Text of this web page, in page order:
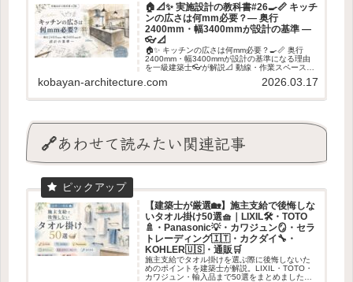
🏠📐✨ 実施設計の教科書#26🍳📏 キッチ
ンの広さは何mm必要？― 奥行
2400mm・幅3400mmが設計の基準 ―
👓📐
🏠✨ キッチンの広さは何mm必要？🍳📏 奥行
2400mm・幅3400mmが設計の基準になる理由
を一級建築士👓が解説📐 動線・作業スペース・
します✨
kobayan-architecture.com 2026.03.17
🔗あわせて読みたい関連記事
【建築士が厳選🏡】施主支給で後悔しな
いタオル掛け50選🧺｜LIXIL🛠・TOTO
🚿・Panasonic💡・カワジュン🪞・セラ
トレーディング🇮🇹・カクダイ🔧・
KOHLER🇺🇸・通販🛒
施主支給でタオル掛けを選ぶ際に後悔しないた
めのポイントを建築士が解説。LIXIL・TOTO・
カワジュン・輸入品まで50選をまとめました。